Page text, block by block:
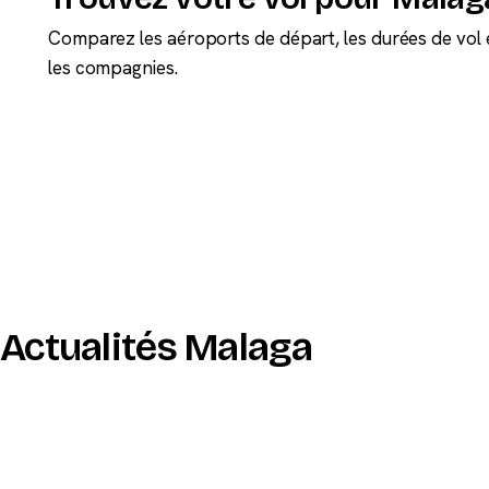
Comparez les aéroports de départ, les durées de vol
les compagnies.
Actualités Malaga